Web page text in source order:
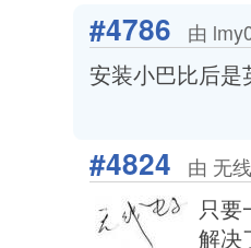
#4786 由
安装小巴比后
#4824 由 无
只要
解决